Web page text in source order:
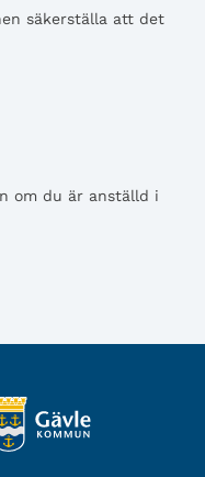
säkerställa att det
om du är anställd i